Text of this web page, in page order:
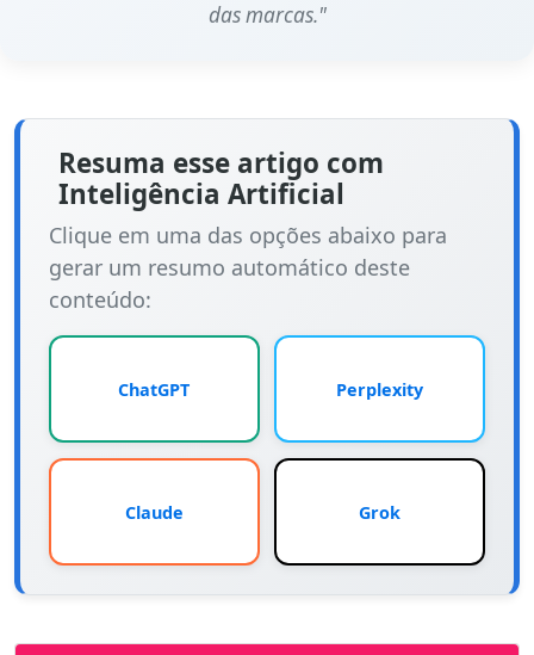
das marcas."
Resuma esse artigo com
Inteligência Artificial
Clique em uma das opções abaixo para
gerar um resumo automático deste
conteúdo:
ChatGPT Perplexity
Claude Grok